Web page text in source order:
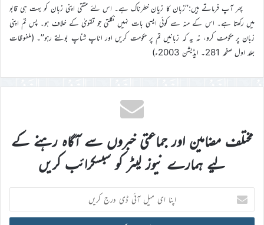
پھر آپ فرماتے ہیں:’’زبان کا زیان خطرناک ہے۔ اس لئے متقی اپنی زبان کو بہت ہی قابو
میں رکھتا ہے۔ اس کے منہ سے کوئی ایسی بات نہیں نکلتی جو تقویٰ کے خلاف ہو۔ پس تم اپنی
زبان پر حکومت کرو، نہ یہ کہ زبانیں تم پر حکومت کریں اور اناپ شناپ بولتے رہو’’۔ (ملفوظات
جلد اول صفحہ 281۔ ایڈیشن 2003ء)
مختلف مضامین اور جماعتی خبروں سے آگاہ رہنے کے
لیے ہمارے نیوز لیٹر کو سبسکرائب کریں
اپنا
ای
میل